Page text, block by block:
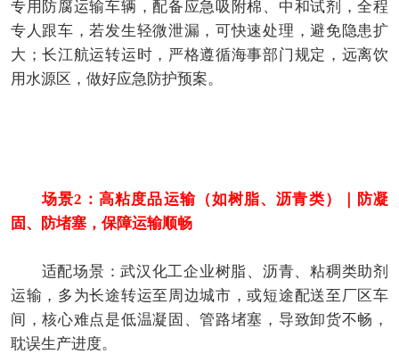
专用防腐运输车辆，配备应急吸附棉、中和试剂，全程
专人跟车，若发生轻微泄漏，可快速处理，避免隐患扩
大；长江航运转运时，严格遵循海事部门规定，远离饮
用水源区，做好应急防护预案。
场景2：高粘度品运输（如树脂、沥青类）｜防凝
固、防堵塞，保障运输顺畅
适配场景：武汉化工企业树脂、沥青、粘稠类助剂
运输，多为长途转运至周边城市，或短途配送至厂区车
间，核心难点是低温凝固、管路堵塞，导致卸货不畅，
耽误生产进度。